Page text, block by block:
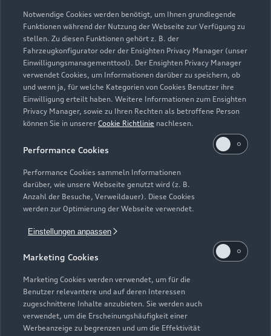
Notwendige Cookies werden benötigt, um Ihnen grundlegende
Funktionen während der Nutzung der Webseite zur Verfügung zu
stellen. Zu diesen Funktionen gehört z. B. der
Fahrzeugkonfigurator oder der Ensighten Privacy Manager (unser
Einwilligungsmanagementtool). Der Ensighten Privacy Manager
verwendet Cookies, um Informationen darüber zu speichern, ob
und wenn ja, für welche Kategorien von Cookies Benutzer ihre
Einwilligung erteilt haben. Weitere Informationen zum Ensighten
Privacy Manager, sowie zu Ihren Rechten als betroffene Person
können Sie in unserer Cookie Richtlinie nachlesen.
Performance Cookies
Performance Cookies sammeln Informationen
darüber, wie unsere Webseite genutzt wird (z. B.
Anzahl der Besuche, Verweildauer). Diese Cookies
werden zur Optimierung der Webseite verwendet.
Einstellungen anpassen
Marketing Cookies
Marketing Cookies werden verwendet, um für die
Benutzer relevantere und auf deren Interessen
zugeschnittene Inhalte anzubieten. Sie werden auch
verwendet, um die Erscheinungshäufigkeit einer
Werbeanzeige zu begrenzen und um die Effektivität
Zurück nach oben
Modelle
Elektromodelle
Plug-in-Hybride
Neuwagensuche
Gebrauchtwagensuche
Geschäftskunden
Service & Zubehör
Saisonale Angebote
Audi Services
Garantie
Audi digital services
myAudi
Support
Audi Code
Häufige Fragen (FAQ)
Über Audi
Unternehmen
Karriere
Investor Relations